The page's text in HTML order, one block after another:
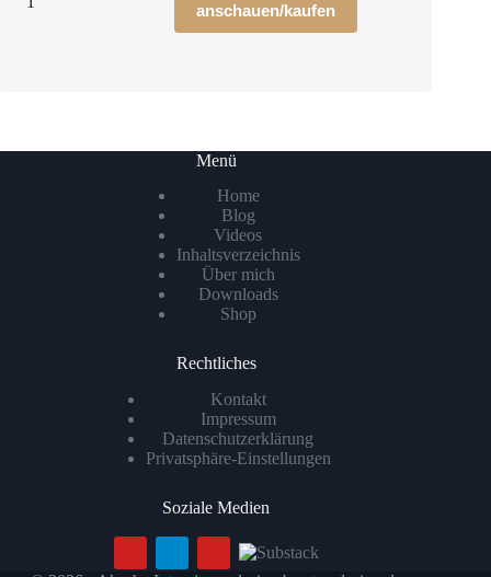
anschauen/kaufen
Menü
Home
Blog
Videos
Inhaltsverzeichnis
Über mich
Downloads
Shop
Rechtliches
Kontakt
Impressum
Datenschutzerklärung
Privatsphäre-Einstellungen
Soziale Medien